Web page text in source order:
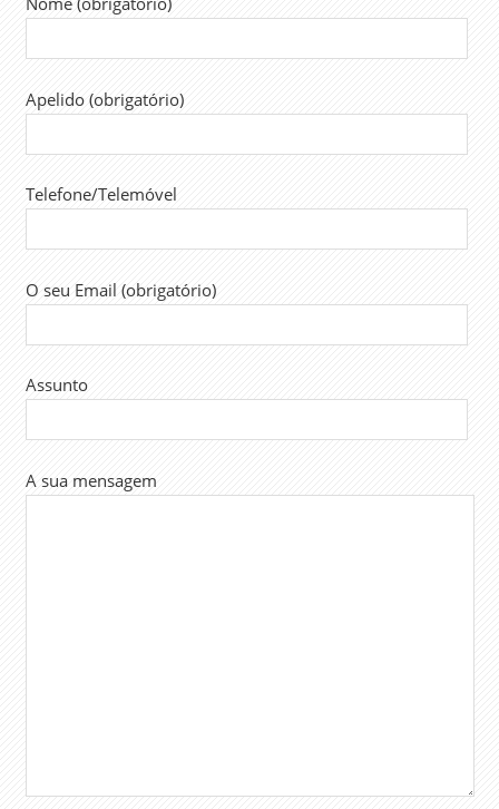
Apelido (obrigatório)
Telefone/Telemóvel
O seu Email (obrigatório)
Assunto
A sua mensagem